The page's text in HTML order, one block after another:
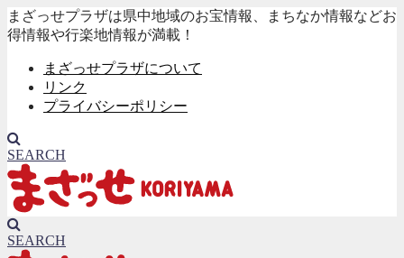
まざっせプラザは県中地域のお宝情報、まちなか情報などお
得情報や行楽地情報が満載！
まざっせプラザについて
リンク
プライバシーポリシー
SEARCH
SEARCH